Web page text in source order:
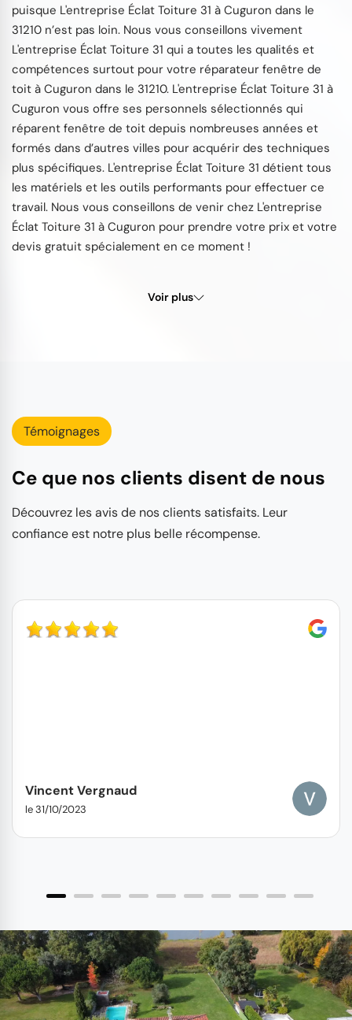
puisque L'entreprise Éclat Toiture 31 à Cuguron dans le
31210 n’est pas loin. Nous vous conseillons vivement
L'entreprise Éclat Toiture 31 qui a toutes les qualités et
compétences surtout pour votre réparateur fenêtre de
toit à Cuguron dans le 31210. L'entreprise Éclat Toiture 31 à
Cuguron vous offre ses personnels sélectionnés qui
réparent fenêtre de toit depuis nombreuses années et
formés dans d’autres villes pour acquérir des techniques
plus spécifiques. L'entreprise Éclat Toiture 31 détient tous
les matériels et les outils performants pour effectuer ce
travail. Nous vous conseillons de venir chez L'entreprise
Éclat Toiture 31 à Cuguron pour prendre votre prix et votre
devis gratuit spécialement en ce moment !
Voir plus
Témoignages
Ce que nos clients disent de nous
Découvrez les avis de nos clients satisfaits. Leur
confiance est notre plus belle récompense.
Vincent Vergnaud
le 31/10/2023